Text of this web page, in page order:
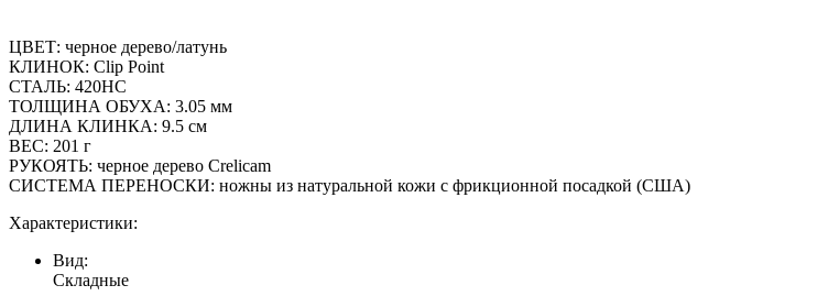
ЦВЕТ: черное дерево/латунь
КЛИНОК: Clip Point
СТАЛЬ: 420HC
ТОЛЩИНА ОБУХА: 3.05 мм
ДЛИНА КЛИНКА: 9.5 см
ВЕС: 201 г
РУКОЯТЬ: черное дерево Crelicam
СИСТЕМА ПЕРЕНОСКИ: ножны из натуральной кожи с фрикционной посадкой (США)
Характеристики:
Вид:
Складные